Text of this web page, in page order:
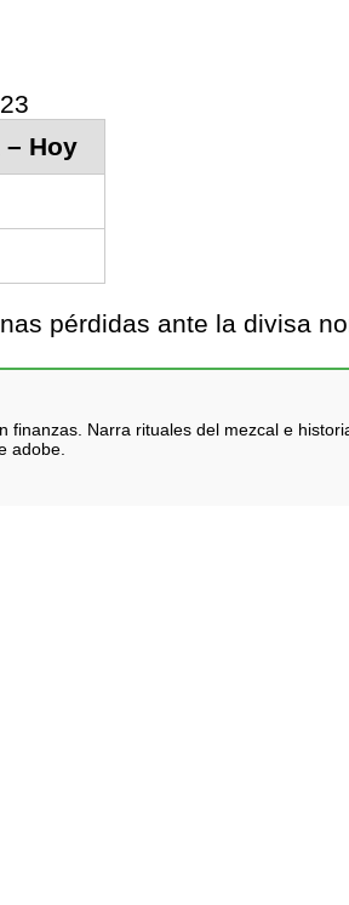
Hoy
pérdidas ante la divisa
Narra rituales del mezcal e
adobe.